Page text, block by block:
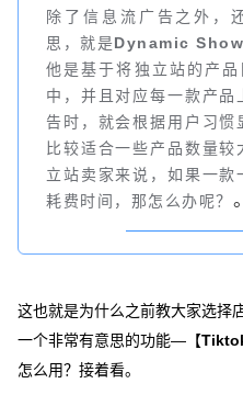
除了信息流广告之外，
思，就是Dynamic
他是基于将独立站的产
中，并且对应每一款产
告时，就会根据用户习
比较适合一些产品数量
立站卖家来说，如果一
耗费时间，那怎么办呢？ 。
这也就是为什么之前教大家选择
一个非常有意思的功能—【
怎么用？接着看。